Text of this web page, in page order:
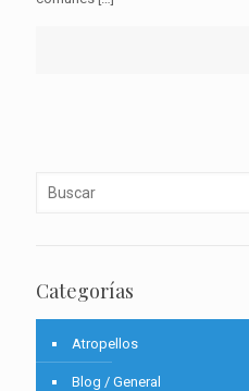
Categorías
Atropellos
Blog / General